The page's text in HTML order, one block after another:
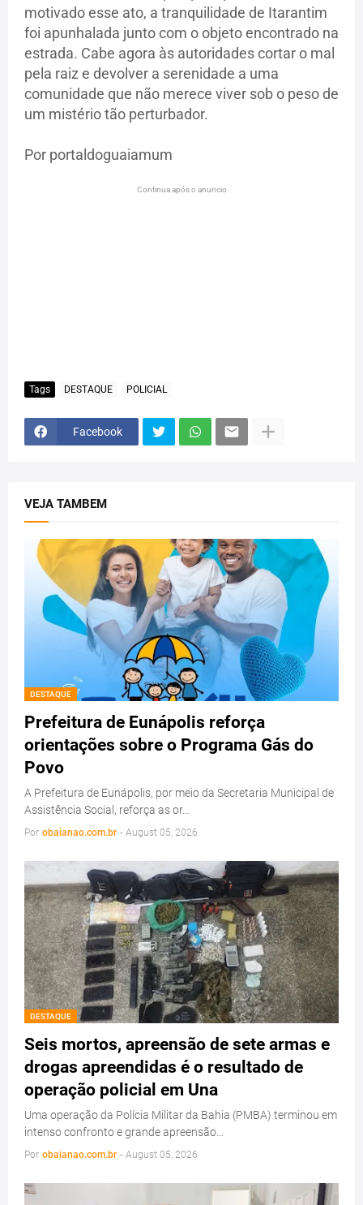
motivado esse ato, a tranquilidade de Itarantim
foi apunhalada junto com o objeto encontrado na
estrada. Cabe agora às autoridades cortar o mal
pela raiz e devolver a serenidade a uma
comunidade que não merece viver sob o peso de
um mistério tão perturbador.
Por portaldoguaiamum
Continua após o anuncio
Tags DESTAQUE POLICIAL
Facebook
VEJA TAMBEM
DESTAQUE
Prefeitura de Eunápolis reforça
orientações sobre o Programa Gás do
Povo
A Prefeitura de Eunápolis, por meio da Secretaria Municipal de
Assistência Social, reforça as or…
Por obaianao.com.br - August 05, 2026
DESTAQUE
Seis mortos, apreensão de sete armas e
drogas apreendidas é o resultado de
operação policial em Una
Uma operação da Polícia Militar da Bahia (PMBA) terminou em
intenso confronto e grande apreensão…
Por obaianao.com.br - August 05, 2026